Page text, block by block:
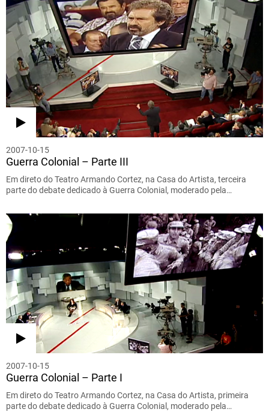
2007-10-15
Guerra Colonial – Parte III
Em direto do Teatro Armando Cortez, na Casa do Artista, terceira
parte do debate dedicado à Guerra Colonial, moderado pela…
2007-10-15
Guerra Colonial – Parte I
Em direto do Teatro Armando Cortez, na Casa do Artista, primeira
parte do debate dedicado à Guerra Colonial, moderado pela…